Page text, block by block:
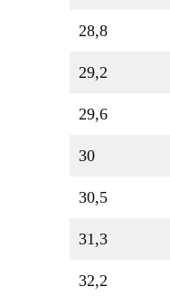
28,8
29,2
29,6
30
30,5
31,3
32,2